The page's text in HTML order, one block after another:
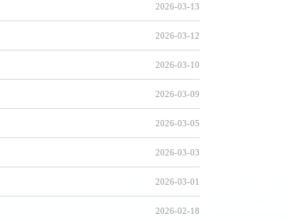
2026-03-13
2026-03-12
2026-03-10
2026-03-09
2026-03-05
2026-03-03
2026-03-01
2026-02-18